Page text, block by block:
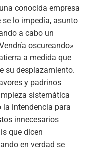
conocida empresa
se lo impedía, asunto
a cabo un
oscureando»
a medida que
su desplazamiento.
y padrinos
sistemática
la intendencia para
innecesarios
que dicen
en verdad se